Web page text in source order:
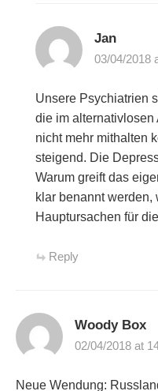
Jan
03/04/2018
Unsere Psychiatrien
die im
nicht mehr mithalten
steigend. Die
Warum greift das
klar benannt
Hauptursachen für
Reply
Woody Box
02/04/2018 at
Neue Wendung: